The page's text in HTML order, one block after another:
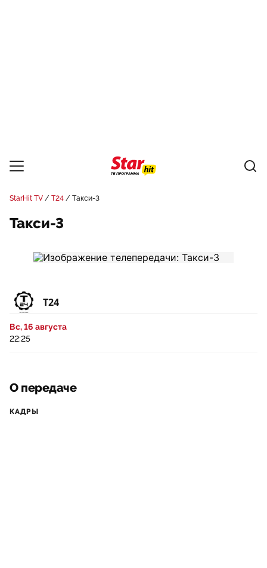
StarHit TV Т24 Такси-3
Такси-3
Т24
Вс, 16 августа
22:25
О передаче
КАДРЫ